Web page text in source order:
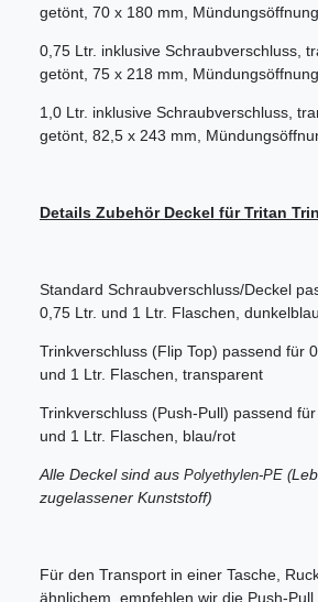
getönt, 70 x 180 mm,
0,75 Ltr. inklusive Schraubverschluss,
getönt, 75 x 218 mm,
1,0 Ltr. inklusive Schraubverschluss,
getönt, 82,5 x 243 mm,
Details Zubehör Deckel für Tritan
Standard Schraubverschluss/Deckel
0,75 Ltr. und 1 Ltr. Flaschen, dunkelblau
Trinkverschluss (Flip Top) passend für
und 1 Ltr. Flaschen, transparent
Trinkverschluss (Push-Pull) passend
und 1 Ltr. Flaschen, blau/rot
Alle Deckel sind aus Polyethylen-PE (
zugelassener Kunststoff)
Für den Transport in einer Tasche,
ähnlichem, empfehlen wir die Push-